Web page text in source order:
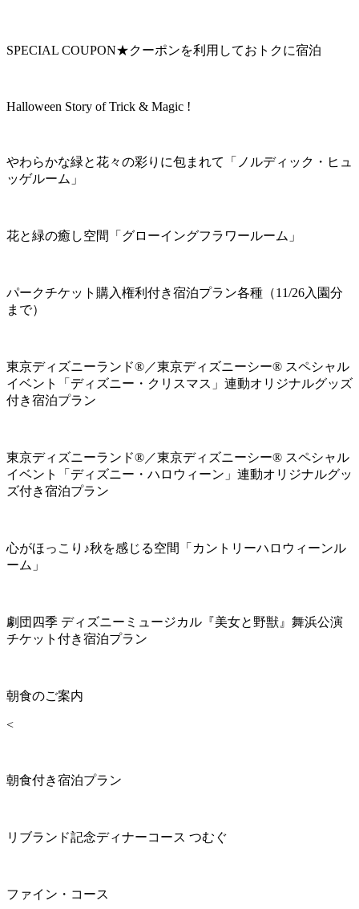
SPECIAL COUPON★クーポンを利用しておトクに宿泊
Halloween Story of Trick & Magic !
やわらかな緑と花々の彩りに包まれて「ノルディック・ヒュ
ッゲルーム」
花と緑の癒し空間「グローイングフラワールーム」
パークチケット購入権利付き宿泊プラン各種（11/26入園分
まで）
東京ディズニーランド®／東京ディズニーシー® スペシャル
イベント「ディズニー・クリスマス」連動オリジナルグッズ
付き宿泊プラン
東京ディズニーランド®／東京ディズニーシー® スペシャル
イベント「ディズニー・ハロウィーン」連動オリジナルグッ
ズ付き宿泊プラン
心がほっこり♪秋を感じる空間「カントリーハロウィーンル
ーム」
劇団四季 ディズニーミュージカル『美女と野獣』舞浜公演
チケット付き宿泊プラン
朝食のご案内
<
朝食付き宿泊プラン
リブランド記念ディナーコース つむぐ
ファイン・コース